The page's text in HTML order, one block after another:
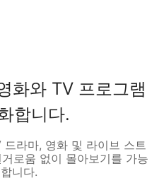
화와 TV 프로그램
합니다.
라마, 영화 및 라이브 스트
로움 없이 몰아보기를 가능
니다.